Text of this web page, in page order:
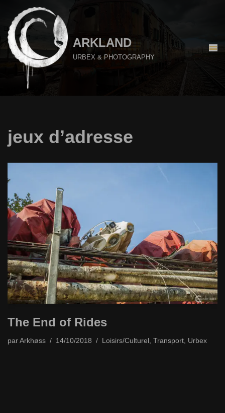
Aller
au
contenu
ARKLAND
URBEX & PHOTOGRAPHY
jeux d’adresse
The End of Rides
par Arkhøss 14/10/2018 Loisirs/Culturel , Transport, Urbex